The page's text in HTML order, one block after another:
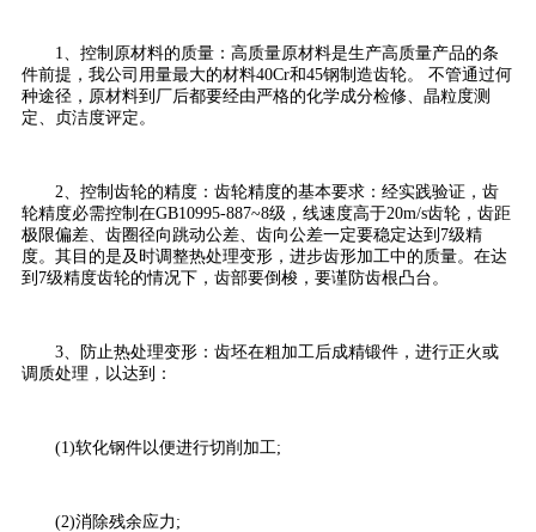
1、控制原材料的质量：高质量原材料是生产高质量产品的条
件前提，我公司用量最大的材料40Cr和45钢制造齿轮。 不管通过何
种途径，原材料到厂后都要经由严格的化学成分检修、晶粒度测
定、贞洁度评定。
2、控制齿轮的精度：齿轮精度的基本要求：经实践验证，齿
轮精度必需控制在GB10995-887~8级，线速度高于20m/s齿轮，齿距
极限偏差、齿圈径向跳动公差、齿向公差一定要稳定达到7级精
度。其目的是及时调整热处理变形，进步齿形加工中的质量。在达
到7级精度齿轮的情况下，齿部要倒梭，要谨防齿根凸台。
3、防止热处理变形：齿坯在粗加工后成精锻件，进行正火或
调质处理，以达到：
(1)软化钢件以便进行切削加工;
(2)消除残余应力;